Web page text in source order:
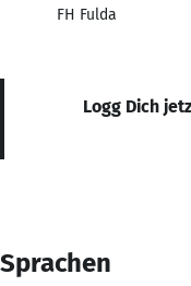
FH Fulda
Logg Dich
Sprachen